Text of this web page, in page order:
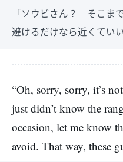
「ソウビさん？ そこま
避けるだけなら近くてい
“Oh, sorry, sorry, it’s
just didn’t know the
occasion, let me know
avoid. That way, these